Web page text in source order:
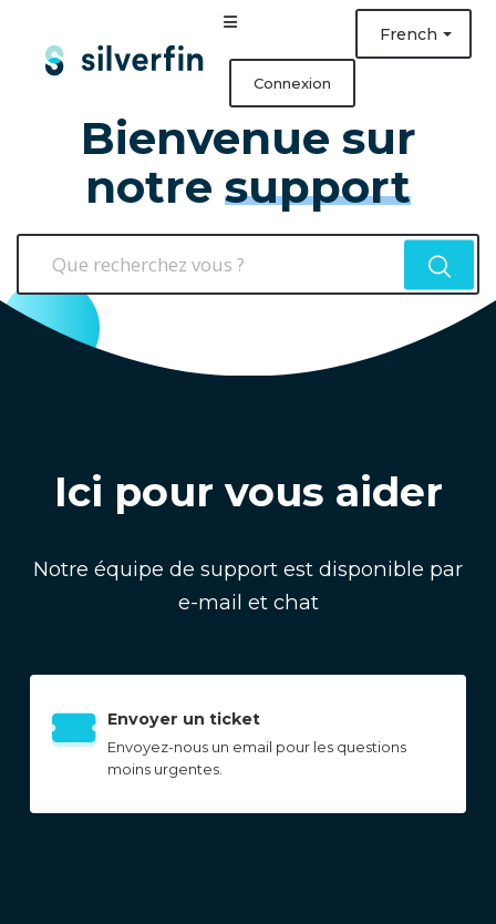
French
Connexion
Bienvenue sur
notre support
Ici pour vous aider
Notre équipe de support est disponible par
e-mail et chat
Envoyer un ticket
Envoyez-nous un email pour les questions
moins urgentes.